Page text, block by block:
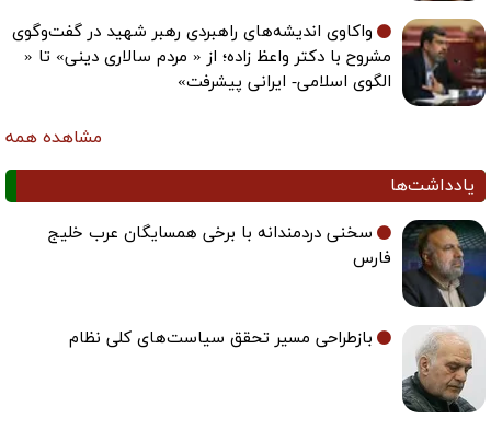
واکاوی اندیشه‌های راهبردی رهبر شهید در گفت‌وگوی
مشروح با دکتر واعظ زاده؛ از « مردم سالاری دینی» تا «
الگوی اسلامی- ایرانی پیشرفت»
مشاهده همه
یادداشت‌ها
سخنی دردمندانه با برخی همسایگان عرب خلیج
فارس
بازطراحی مسیر تحقق سیاست‌های کلی نظام